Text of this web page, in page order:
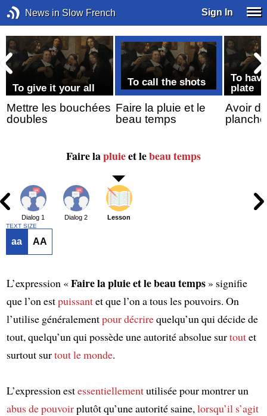
News in Slow French Sign In
To give it your all
Mettre les bouchées
doubles
To call the shots
Faire la pluie et le
beau temps
To
plate
Avoir
planche
Faire lapluieet lebeau temps
Dialog 1 Dialog 2 Lesson
TEXT SIZE
aa AA
L’expression «Faire la pluie et le beau temps» signifie
que l’on estpuissantet que l’on a tous les pouvoirs. On
l’utilise généralementpour décrirequelqu’un qui décide de
tout, quelqu’un qui possède une autorité absolue surtoutet
surtout surtout le monde.
L’expression estessentiellementutilisée pour montrer un
abus de pouvoirplutôt qu’une autorité saine, lorsqu’il s’agit